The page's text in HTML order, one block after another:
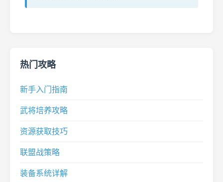
热门攻略
新手入门指南
武将培养攻略
资源获取技巧
联盟战策略
装备系统详解